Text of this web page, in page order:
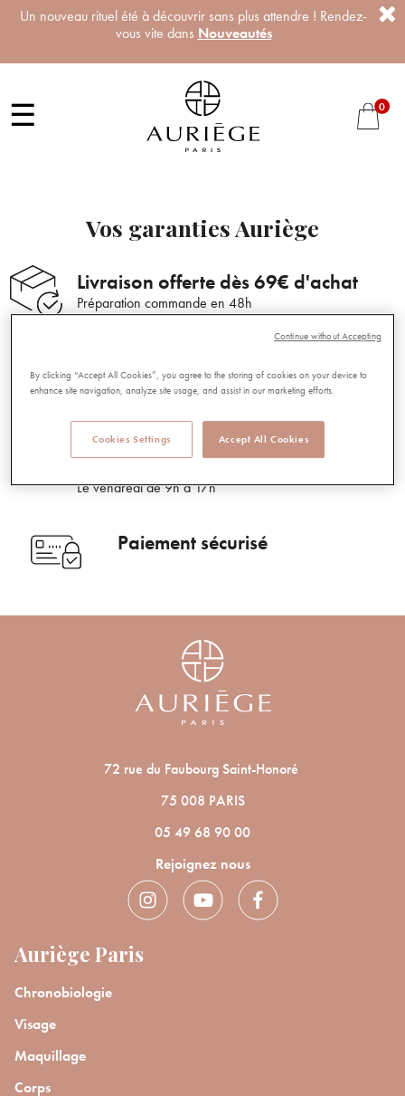
Un nouveau rituel été à découvrir sans plus attendre ! Rendez-
vous vite dans Nouveautés
☰ 0
Supprimer le produit ?
Vos garanties Auriège
Livraison offerte dès 69€ d'achat
Préparation commande en 48h
Engagement qualité et sécurité
Service client
05 49 68 90 00
Le vendredi de 9h à 17h
Paiement sécurisé
72 rue du Faubourg Saint-Honoré
75 008 PARIS
05 49 68 90 00
Rejoignez nous
Auriège Paris
Chronobiologie
Visage
Maquillage
Corps
Bienvenue !
nouveautés ou promotions en cours et
bénéficier de nos conseils de saison, inscrivez-
By clicking “Accept All Cookies”, you agree to the storing of cookies on your device to
enhance site navigation, analyze site usage, and assist in our marketing efforts.
Accept All Cookies
Cookies Settings
Continue without Accepting